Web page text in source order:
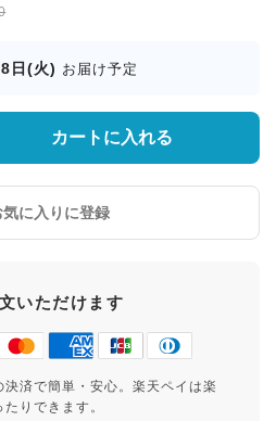
日(火) お届け予定
カートに入れる
気に入りに登録
いただけます
済で簡単・安心。楽天ペイは楽
りできます。